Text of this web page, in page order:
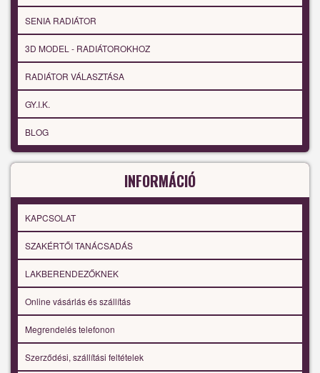
SENIA RADIÁTOR
3D MODEL - RADIÁTOROKHOZ
RADIÁTOR VÁLASZTÁSA
GY.I.K.
BLOG
INFORMÁCIÓ
KAPCSOLAT
SZAKÉRTŐI TANÁCSADÁS
LAKBERENDEZŐKNEK
Online vásárlás és szállítás
Megrendelés telefonon
Szerződési, szállítási feltételek